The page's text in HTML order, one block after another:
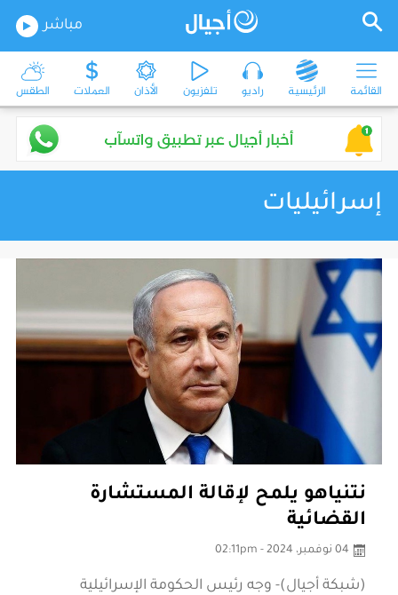
مباشر
القائمة الرئيسية راديو تلفزيون الأذان العملات الطقس
إسرائيليات
نتنياهو يلمح لإقالة المستشارة
القضائية
04 نوفمبر، 2024 - 02:11pm
(شبكة أجيال)- وجه رئيس الحكومة الإسرائيلية